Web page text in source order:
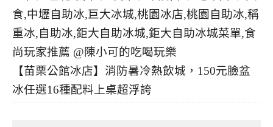
【苗栗公館冰店】消防暑冷熱飲城，150元臉盆
冰任選16種配料上桌超浮誇